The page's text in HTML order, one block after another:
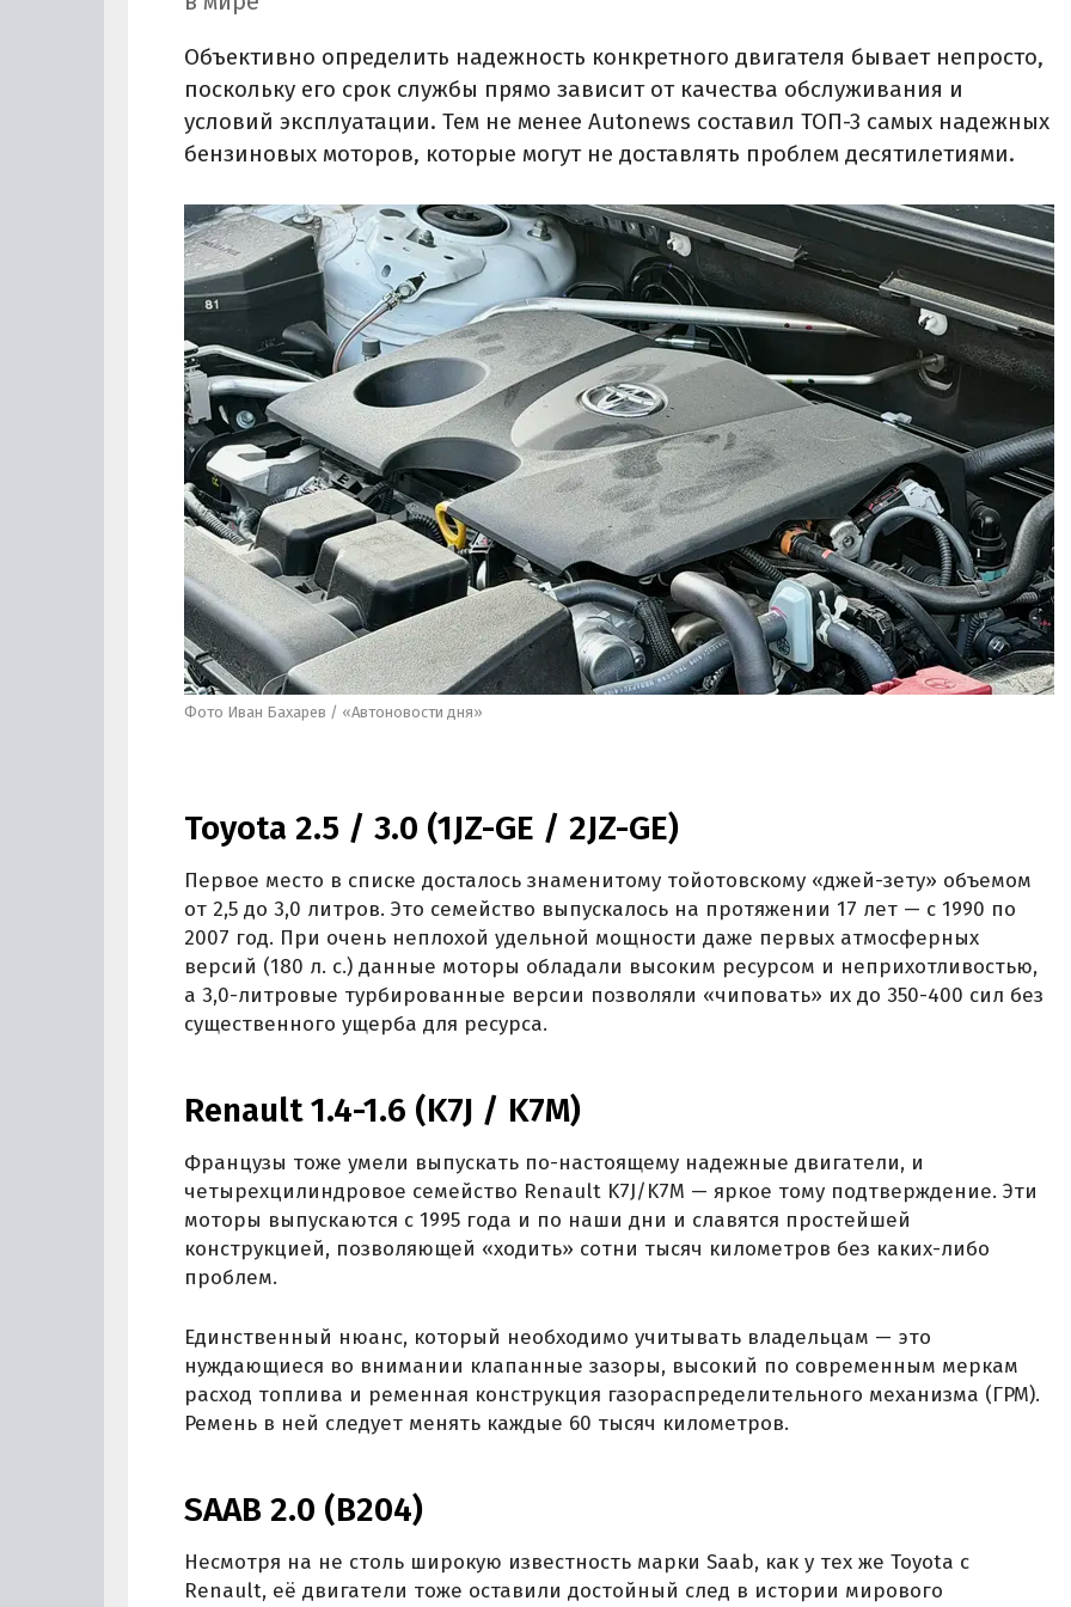
Объективно определить надежность конкретного двигателя бывает непросто,
поскольку его срок службы прямо зависит от качества обслуживания и
условий эксплуатации. Тем не менее Autonews составил ТОП-3 самых надежных
бензиновых моторов, которые могут не доставлять проблем десятилетиями.
Фото Иван Бахарев / «Автоновости дня»
Toyota 2.5 / 3.0 (1JZ-GE / 2JZ-GE)
Первое место в списке досталось знаменитому тойотовскому «джей-зету» объемом
от 2,5 до 3,0 литров. Это семейство выпускалось на протяжении 17 лет — с 1990 по
2007 год. При очень неплохой удельной мощности даже первых атмосферных
версий (180 л. с.) данные моторы обладали высоким ресурсом и неприхотливостью,
а 3,0-литровые турбированные версии позволяли «чиповать» их до 350-400 сил без
существенного ущерба для ресурса.
Renault 1.4-1.6 (K7J / K7M)
Французы тоже умели выпускать по-настоящему надежные двигатели, и
четырехцилиндровое семейство Renault K7J/K7M — яркое тому подтверждение. Эти
моторы выпускаются с 1995 года и по наши дни и славятся простейшей
конструкцией, позволяющей «ходить» сотни тысяч километров без каких-либо
проблем.
Единственный нюанс, который необходимо учитывать владельцам — это
нуждающиеся во внимании клапанные зазоры, высокий по современным меркам
расход топлива и ременная конструкция газораспределительного механизма (ГРМ).
Ремень в ней следует менять каждые 60 тысяч километров.
SAAB 2.0 (B204)
Несмотря на не столь широкую известность марки Saab, как у тех же Toyota с
Renault, её двигатели тоже оставили достойный след в истории мирового